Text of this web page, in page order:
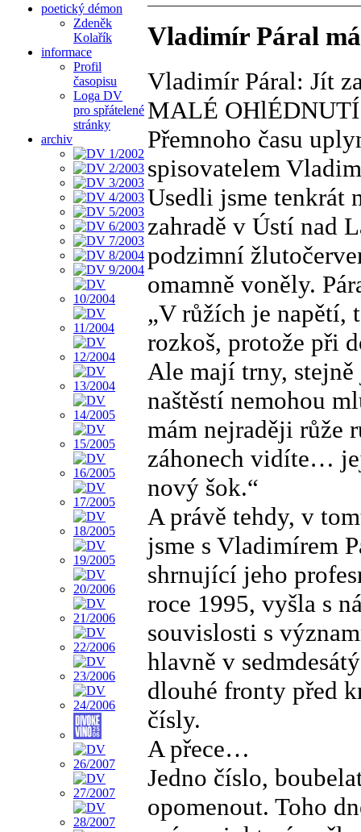
poetický démon
Zdeněk
Kolařík
informace
Profil
časopisu
Loga DV
pro spřátelené
stránky
archiv
Vladimír Páral
Vladimír Páral: Jít
MALÉ OHlÉDNUTÍ
Přemnoho času
spisovatelem
Usedli jsme tenkrát
zahradě v Ústí nad
podzimní
omamně voněly.
„V růžích je napětí,
rozkoš, protože při
Ale mají trny,
naštěstí nemohou
mám nejraději růže
záhonech vidíte…
nový šok.“
A právě tehdy, v
jsme s Vladimírem
shrnující jeho
roce 1995, vyšla s
souvislosti s
hlavně v
dlouhé fronty před
čísly.
A přece…
Jedno číslo,
opomenout. Toho